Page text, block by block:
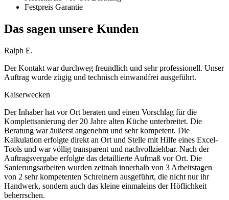
Festpreis Garantie
Das sagen unsere Kunden
Ralph E.
Der Kontakt war durchweg freundlich und sehr professionell. Unser
Auftrag wurde zügig und technisch einwandfrei ausgeführt.
Kaiserwecken
Der Inhaber hat vor Ort beraten und einen Vorschlag für die
Komplettsanierung der 20 Jahre alten Küche unterbreitet. Die
Beratung war äußerst angenehm und sehr kompetent. Die
Kalkulation erfolgte direkt an Ort und Stelle mit Hilfe eines Excel-
Tools und war völlig transparent und nachvollziehbar. Nach der
Auftragsvergabe erfolgte das detaillierte Aufmaß vor Ort. Die
Sanierungsarbeiten wurden zeitnah innerhalb von 3 Arbeitstagen
von 2 sehr kompetenten Schreinern ausgeführt, die nicht nur ihr
Handwerk, sondern auch das kleine einmaleins der Höflichkeit
beherrschen.